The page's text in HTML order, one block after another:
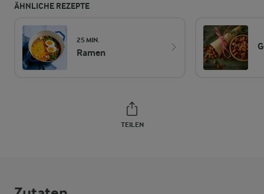
ÄHNLICHE REZEPTE
25 MIN.
Ramen
TEILEN